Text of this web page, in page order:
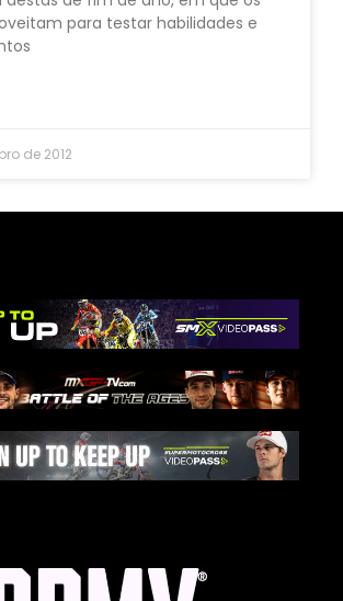
para testar habilidades e
de 2012